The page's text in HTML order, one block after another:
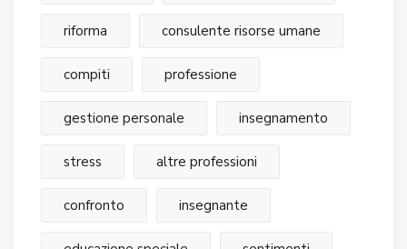
riforma consulente risorse umane
compiti professione
gestione personale insegnamento
stress altre professioni
confronto insegnante